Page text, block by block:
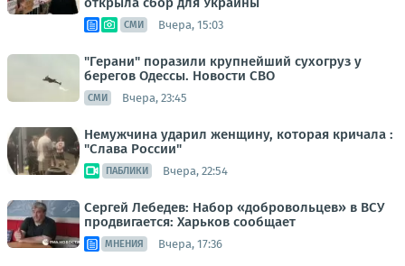
СМИ Вчера, 15:03
"Герани" поразили крупнейший сухогруз у
берегов Одессы. Новости СВО
СМИ Вчера, 23:45
Немужчина ударил женщину, которая кричала :
"Слава России"
ПАБЛИКИ Вчера, 22:54
Сергей Лебедев: Набор «добровольцев» в ВСУ
продвигается: Харьков сообщает
МНЕНИЯ Вчера, 17:36